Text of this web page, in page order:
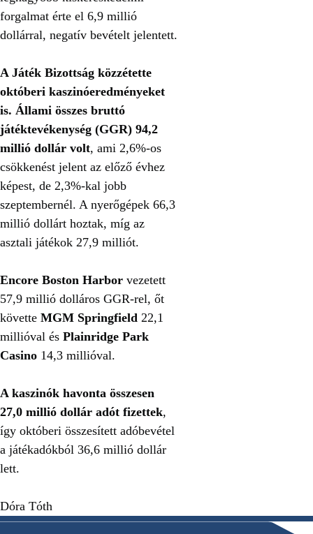
forgalmat érte el 6,9 millió
dollárral, negatív bevételt jelentett.
A Játék Bizottság közzétette
októberi kaszinóeredményeket
is. Állami összes bruttó
játéktevékenység (GGR) 94,2
millió dollár volt, ami 2,6%-os
csökkenést jelent az előző évhez
képest, de 2,3%-kal jobb
szeptembernél. A nyerőgépek 66,3
millió dollárt hoztak, míg az
asztali játékok 27,9 milliót.
Encore Boston Harbor vezetett
57,9 millió dolláros GGR-rel, őt
követte MGM Springfield 22,1
millióval és Plainridge Park
Casino 14,3 millióval.
A kaszinók havonta összesen
27,0 millió dollár adót fizettek,
így októberi összesített adóbevétel
a játékadókból 36,6 millió dollár
lett.
Dóra Tóth